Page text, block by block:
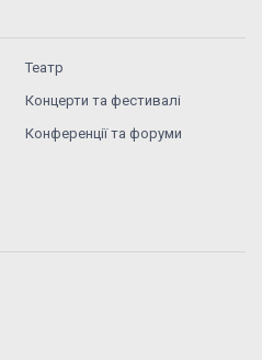
Театр
Концерти та фестивалі
Конференції та форуми